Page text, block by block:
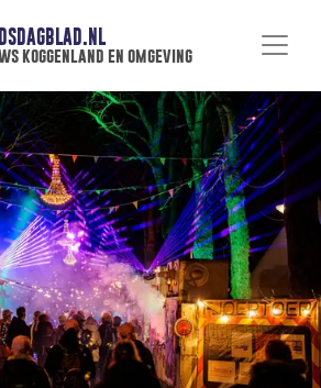
koggenland en omgeving